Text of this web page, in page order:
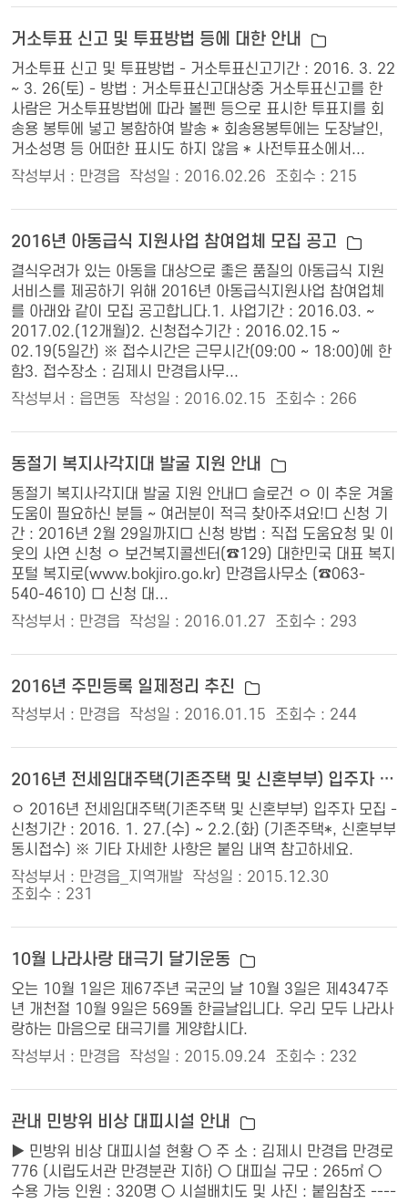
거소투표 신고 및 투표방법 등에 대한 안내
거소투표 신고 및 투표방법 - 거소투표신고기간 : 2016. 3. 22
~ 3. 26(토) - 방법 : 거소투표신고대상중 거소투표신고를 한
사람은 거소투표방법에 따라 볼펜 등으로 표시한 투표지를 회
송용 봉투에 넣고 봉함하여 발송 * 회송용봉투에는 도장날인,
거소성명 등 어떠한 표시도 하지 않음 * 사전투표소에서...
작성부서 : 만경읍
작성일 : 2016.02.26 조회수 : 215
2016년 아동급식 지원사업 참여업체 모집 공고
결식우려가 있는 아동을 대상으로 좋은 품질의 아동급식 지원
서비스를 제공하기 위해 2016년 아동급식지원사업 참여업체
를 아래와 같이 모집 공고합니다.1. 사업기간 : 2016.03. ~
2017.02.(12개월)2. 신청접수기간 : 2016.02.15 ~
02.19(5일간) ※ 접수시간은 근무시간(09:00 ~ 18:00)에 한
함3. 접수장소 : 김제시 만경읍사무...
작성부서 : 읍면동
작성일 : 2016.02.15 조회수 : 266
동절기 복지사각지대 발굴 지원 안내
동절기 복지사각지대 발굴 지원 안내□ 슬로건 ㅇ 이 추운 겨울
도움이 필요하신 분들 ~ 여러분이 적극 찾아주셔요!□ 신청 기
간 : 2016년 2월 29일까지□ 신청 방법 : 직접 도움요청 및 이
웃의 사연 신청 ㅇ 보건복지콜센터(☎129) 대한민국 대표 복지
포털 복지로(www.bokjiro.go.kr) 만경읍사무소 (☎063-
540-4610) □ 신청 대...
작성부서 : 만경읍
작성일 : 2016.01.27 조회수 : 293
2016년 주민등록 일제정리 추진
작성부서 : 만경읍 작성일 : 2016.01.15 조회수 : 244
2016년 전세임대주택(기존주택 및 신혼부부) 입주자 모집
ㅇ 2016년 전세임대주택(기존주택 및 신혼부부) 입주자 모집 -
신청기간 : 2016. 1. 27.(수) ~ 2.2.(화) (기존주택*, 신혼부부
동시접수) ※ 기타 자세한 사항은 붙임 내역 참고하세요.
작성부서 : 만경읍_지역개발
작성일 : 2015.12.30
조회수 : 231
10월 나라사랑 태극기 달기운동
오는 10월 1일은 제67주년 국군의 날 10월 3일은 제4347주
년 개천절 10월 9일은 569돌 한글날입니다. 우리 모두 나라사
랑하는 마음으로 태극기를 게양합시다.
작성부서 : 만경읍
작성일 : 2015.09.24 조회수 : 232
관내 민방위 비상 대피시설 안내
▶ 민방위 비상 대피시설 현황 ○ 주 소 : 김제시 만경읍 만경로
776 (시립도서관 만경분관 지하) ○ 대피실 규모 : 265㎡ ○
수용 가능 인원 : 320명 ○ 시설배치도 및 사진 : 붙임참조 ----